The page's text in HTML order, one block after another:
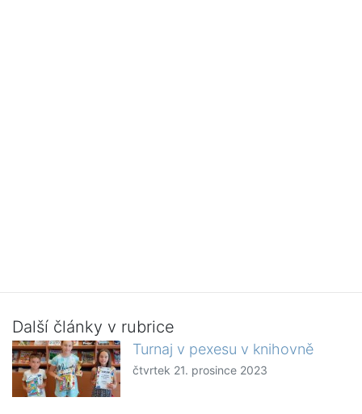
Další články v rubrice
Turnaj v pexesu v knihovně
čtvrtek 21. prosince 2023